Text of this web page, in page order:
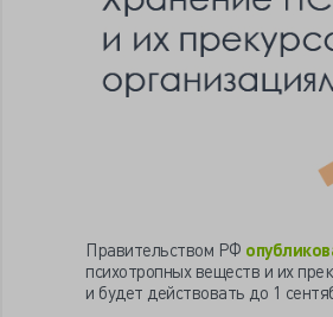
Правительством РФ
психотропных веществ и их
и будет действовать до 1